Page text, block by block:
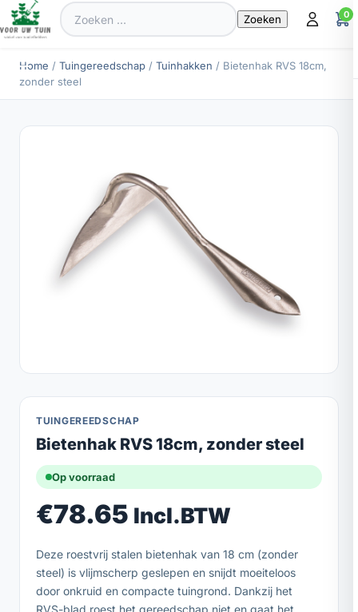
Zoeken
naar:
0
Home / Tuingereedschap / Tuinhakken / Bietenhak RVS 18cm,
zonder steel
TUINGEREEDSCHAP
Bietenhak RVS 18cm, zonder steel
Op voorraad
€78.65 Incl.BTW
Deze roestvrij stalen bietenhak van 18 cm (zonder
steel) is vlijmscherp geslepen en snijdt moeiteloos
door onkruid en compacte tuingrond. Dankzij het
RVS-blad roest het gereedschap niet en gaat het